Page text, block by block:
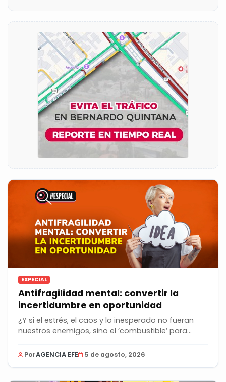
ESPECIAL
Antifragilidad mental: convertir la
incertidumbre en oportunidad
¿Y si el estrés, el caos y lo inesperado no fueran
nuestros enemigos, sino el ‘combustible’ para...
PorAGENCIA EFE 5 de agosto, 2026